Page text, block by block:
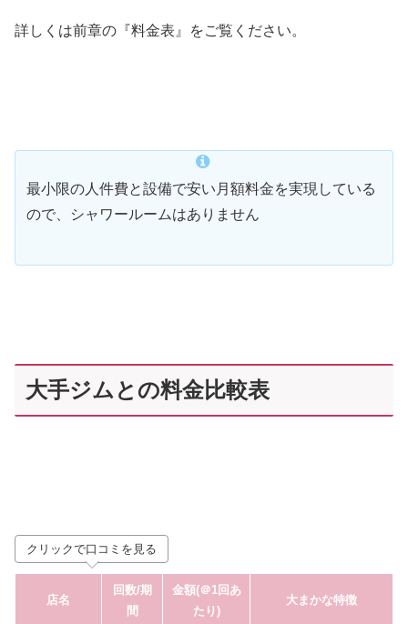
詳しくは前章の『料金表』をご覧ください。
最小限の人件費と設備で安い月額料金を実現している
ので、シャワールームはありません
大手ジムとの料金比較表
クリックで口コミを見る
店名
回数/期
間
金額(＠1回あ
たり)
大まかな特徴